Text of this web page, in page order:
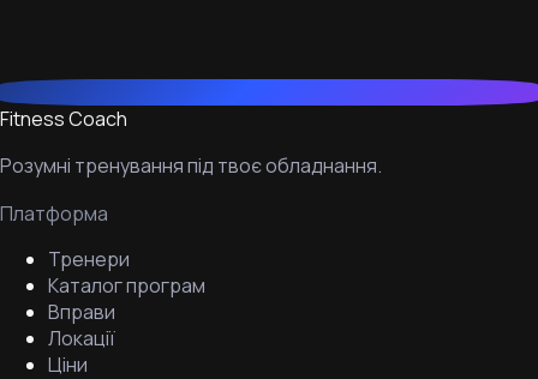
Fitness Coach
Розумні тренування під твоє обладнання.
Платформа
Тренери
Каталог програм
Вправи
Локації
Ціни